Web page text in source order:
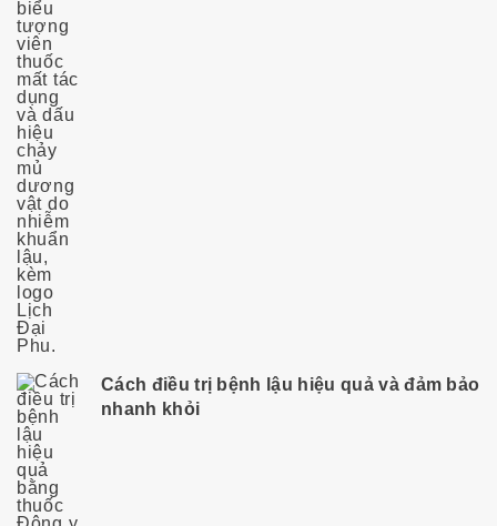
Cách điều trị bệnh lậu hiệu quả và đảm bảo
nhanh khỏi